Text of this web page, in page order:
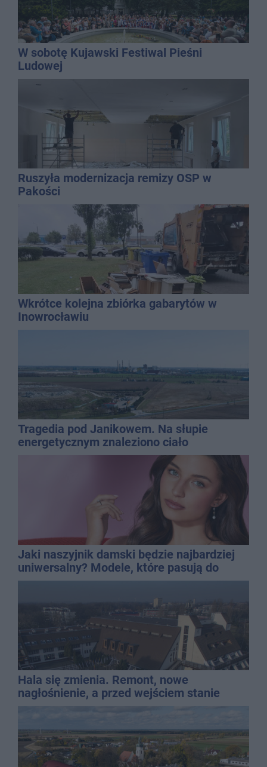
W sobotę Kujawski Festiwal Pieśni
Ludowej
Ruszyła modernizacja remizy OSP w
Pakości
Wkrótce kolejna zbiórka gabarytów w
Inowrocławiu
Tragedia pod Janikowem. Na słupie
energetycznym znaleziono ciało
Jaki naszyjnik damski będzie najbardziej
uniwersalny? Modele, które pasują do
wielu stylizacji
Hala się zmienia. Remont, nowe
nagłośnienie, a przed wejściem stanie
QEMETICA ARENA